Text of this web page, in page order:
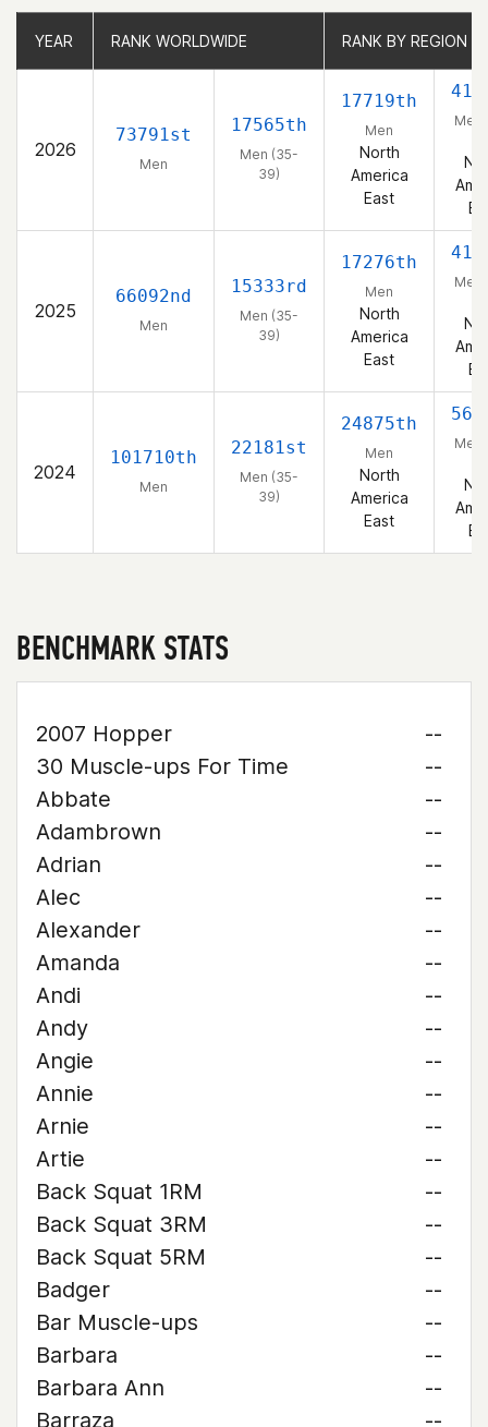
YEAR RANK WORLDWIDE RANK BY REGION
2026
73791st
Men
17565th
Men (35-
39)
17719th
Men
North
America
East
Men
2025
66092nd
Men
15333rd
Men (35-
39)
17276th
Men
North
America
East
Men
2024
101710th
Men
22181st
Men (35-
39)
24875th
Men
North
America
East
Men
YEAR RANK WORLDWIDE RANK BY REGION
BENCHMARK STATS
2007 Hopper
--
30 Muscle-ups For Time
--
Abbate
--
Adambrown
--
Adrian
--
Alec
--
Alexander
--
Amanda
--
Andi
--
Andy
--
Angie
--
Annie
--
Arnie
--
Artie
--
Back Squat 1RM
--
Back Squat 3RM
--
Back Squat 5RM
--
Badger
--
Bar Muscle-ups
--
Barbara
--
Barbara Ann
--
Barraza
--